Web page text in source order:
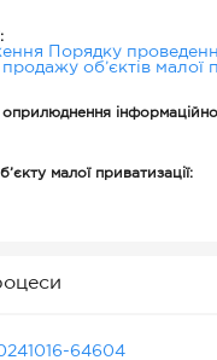
Порядку
об’єктів малої
оприлюднення
малої приватизації:
64604